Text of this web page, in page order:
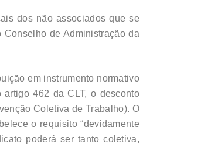
dos não associados que se
de Administração da
em instrumento normativo
artigo 462 da CLT, o desconto
Coletiva de Trabalho). O
o requisito “devidamente
poderá ser tanto coletiva,